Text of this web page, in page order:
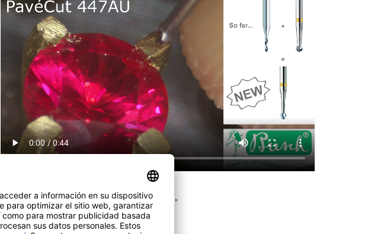
Download Video de aplicación "PavéCut 2"